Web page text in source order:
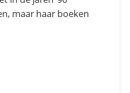
maar haar boeken